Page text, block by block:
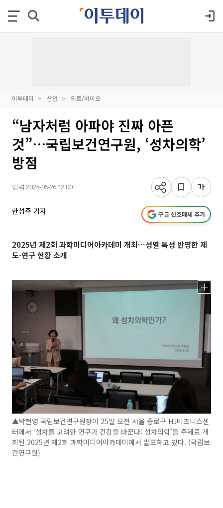
이투데이 산업 의료/바이오
“남자처럼 아파야 진짜 아픈
것”…국립보건연구원, ‘성차의학’
방점
입력 2025-06-26 12:00
한성주 기자 구글 선호매체 추가
2025년 제2회 과학미디어아카데미 개최…성별 특성 반영한 제
도·연구 현황 소개
▲박현영 국립보건연구원장이 25일 오전 서울 종로구 HJ비즈니스센
터에서 ‘성차를 고려한 연구가 건강을 바꾼다: 성차의학’을 주제로 개
최된 2025년 제2회 과학미디어아카데미에서 발표하고 있다. (국립보
건연구원)